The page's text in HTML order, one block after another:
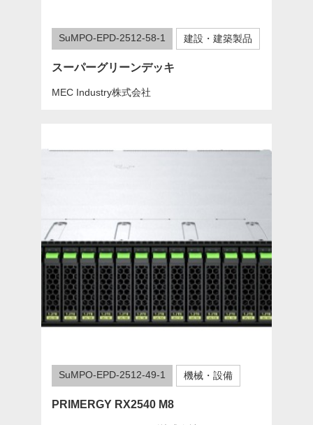
SuMPO-EPD-2512-58-1 建設・建築製品
スーパーグリーンデッキ
MEC Industry株式会社
SuMPO-EPD-2512-49-1 機械・設備
PRIMERGY RX2540 M8